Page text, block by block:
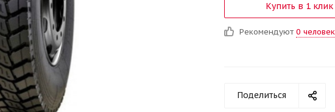
Купить в 1 клик
Рекомендуют 0 человек
Поделиться